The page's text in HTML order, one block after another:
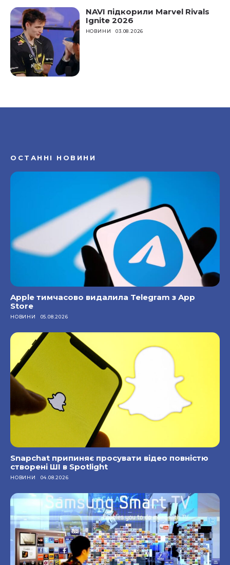
NAVI підкорили Marvel Rivals
Ignite 2026
НОВИНИ 03.08.2026
ОСТАННІ НОВИНИ
Apple тимчасово видалила Telegram з App
Store
НОВИНИ 05.08.2026
Snapchat припиняє просувати відео повністю
створені ШІ в Spotlight
НОВИНИ 04.08.2026